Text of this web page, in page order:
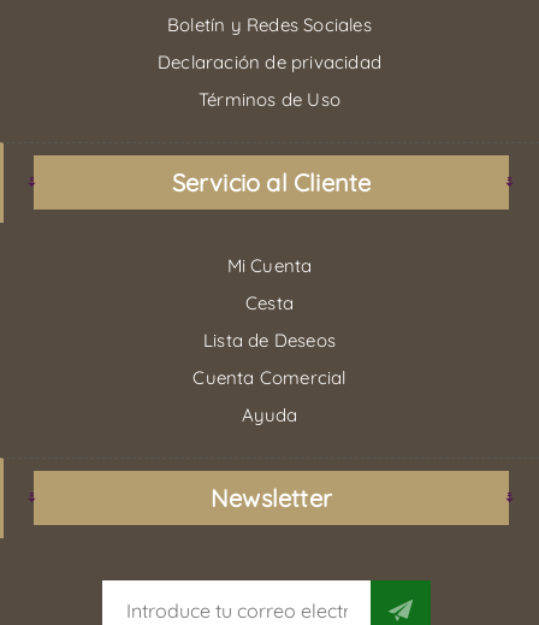
Boletín y Redes Sociales
Declaración de privacidad
Términos de Uso
Servicio al Cliente
Mi Cuenta
Cesta
Lista de Deseos
Cuenta Comercial
Ayuda
Newsletter